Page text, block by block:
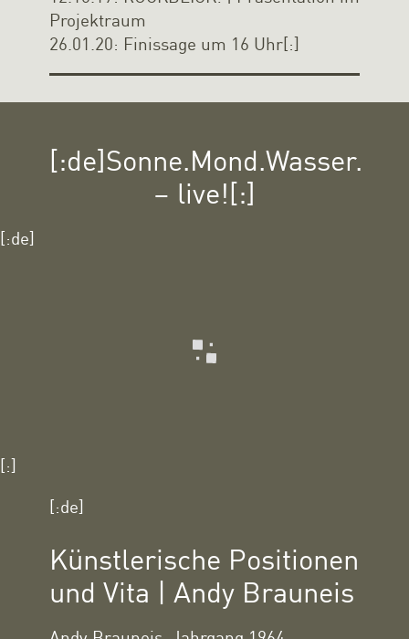
Projektraum
26.01.20: Finissage um 16 Uhr[:]
[:de]Sonne.Mond.Wasser.
– live![:]
[:de]
[:]
[:de]
Künstlerische Positionen
und Vita | Andy Brauneis